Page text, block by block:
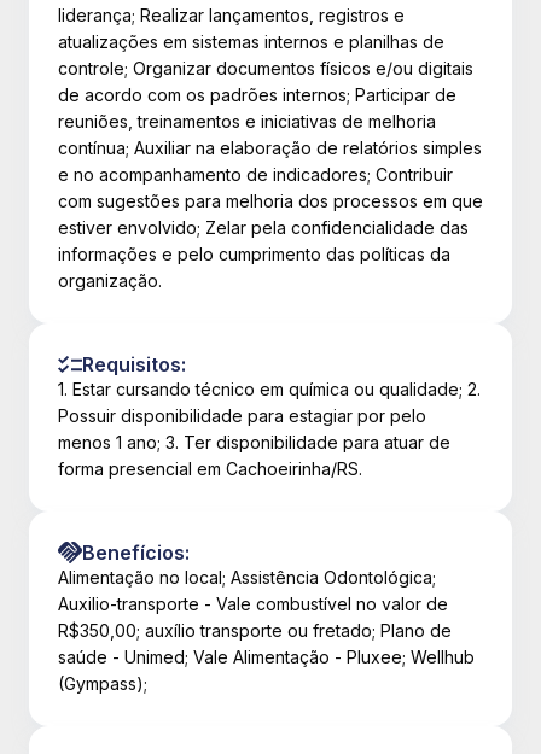
liderança; Realizar lançamentos, registros e
atualizações em sistemas internos e planilhas de
controle; Organizar documentos físicos e/ou digitais
de acordo com os padrões internos; Participar de
reuniões, treinamentos e iniciativas de melhoria
contínua; Auxiliar na elaboração de relatórios simples
e no acompanhamento de indicadores; Contribuir
com sugestões para melhoria dos processos em que
estiver envolvido; Zelar pela confidencialidade das
informações e pelo cumprimento das políticas da
organização.
Requisitos:
1. Estar cursando técnico em química ou qualidade; 2.
Possuir disponibilidade para estagiar por pelo
menos 1 ano; 3. Ter disponibilidade para atuar de
forma presencial em Cachoeirinha/RS.
Benefícios:
Alimentação no local; Assistência Odontológica;
Auxilio-transporte - Vale combustível no valor de
R$350,00; auxílio transporte ou fretado; Plano de
saúde - Unimed; Vale Alimentação - Pluxee; Wellhub
(Gympass);